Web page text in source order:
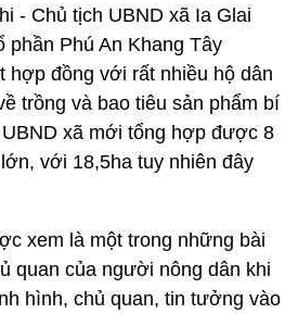
- Chủ tịch UBND xã Ia Glai
phần Phú An Khang Tây
hợp đồng với rất nhiều hộ dân
trồng và bao tiêu sản phẩm bí
xã mới tổng hợp được 8
với 18,5ha tuy nhiên đây
xem là một trong những bài
quan của người nông dân khi
hình, chủ quan, tin tưởng vào